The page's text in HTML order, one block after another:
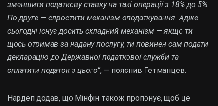
зменшити податкову ставку на такі операції з 18% до 5%.
По-друге — спростити механізм оподаткування. Адже
сьогодні існує досить складний механізм — якщо ти
щось отримав за надану послугу, ти повинен сам подати
декларацію до Державної податкової служби та
сплатити податок з цього”, — пояснив Гетманцев.
Нардеп додав, що Мінфін також пропонує, щоб це